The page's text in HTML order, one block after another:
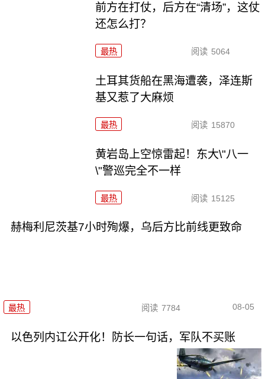
前方在打仗，后方在“清场”，这仗
还怎么打？
最热 阅读 5064
土耳其货船在黑海遭袭，泽连斯
基又惹了大麻烦
最热 阅读 15870
黄岩岛上空惊雷起！东大\"八一
\"警巡完全不一样
最热 阅读 15125
赫梅利尼茨基7小时殉爆，乌后方比前线更致命
最热 阅读 7784 08-05
以色列内讧公开化！防长一句话，军队不买账